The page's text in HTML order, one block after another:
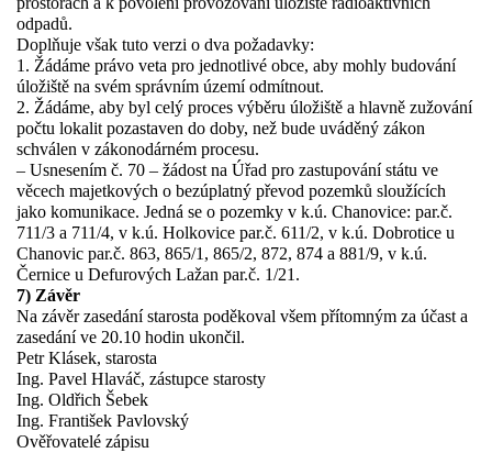
odpadů.
Doplňuje však tuto verzi o dva požadavky:
1. Žádáme právo veta pro jednotlivé obce, aby mohly budování
úložiště na svém správním území odmítnout.
2. Žádáme, aby byl celý proces výběru úložiště a hlavně zužování
počtu lokalit pozastaven do doby, než bude uváděný zákon
schválen v zákonodárném procesu.
– Usnesením č. 70 – žádost na Úřad pro zastupování státu ve
věcech majetkových o bezúplatný převod pozemků sloužících
jako komunikace. Jedná se o pozemky v k.ú. Chanovice: par.č.
711/3 a 711/4, v k.ú. Holkovice par.č. 611/2, v k.ú. Dobrotice u
Chanovic par.č. 863, 865/1, 865/2, 872, 874 a 881/9, v k.ú.
Černice u Defurových Lažan par.č. 1/21.
7) Závěr
Na závěr zasedání starosta poděkoval všem přítomným za účast a
zasedání ve 20.10 hodin ukončil.
Petr Klásek, starosta
Ing. Pavel Hlaváč, zástupce starosty
Ing. Oldřich Šebek
Ing. František Pavlovský
Ověřovatelé zápisu